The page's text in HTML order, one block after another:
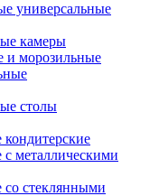
универсальные
камеры
и морозильные
столы
металлическими
стеклянными